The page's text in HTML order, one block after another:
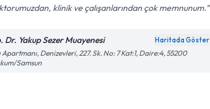
klinik ve çalışanlarından çok memnunum.
Dr. Yakup Sezer Muayenesi Haritada Göster
Apartmanı, Denizevleri, 227. Sk. No: 7 Kat:1, Daire:4, 55200
Samsun